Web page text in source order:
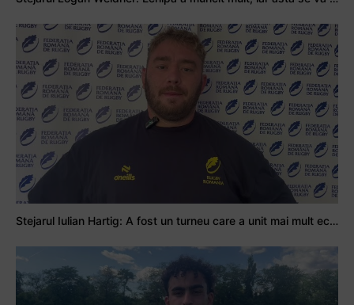
Stejarul Iulian Hartig: A fost un turneu care a unit mai mult echipa